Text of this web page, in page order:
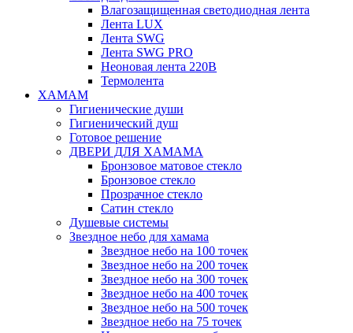
Влагозащищенная светодиодная лента
Лента LUX
Лента SWG
Лента SWG PRO
Неоновая лента 220В
Термолента
ХАМАМ
Гигиенические души
Гигиенический душ
Готовое решение
ДВЕРИ ДЛЯ ХАМАМА
Бронзовое матовое стекло
Бронзовое стекло
Прозрачное стекло
Сатин стекло
Душевые системы
Звездное небо для хамама
Звездное небо на 100 точек
Звездное небо на 200 точек
Звездное небо на 300 точек
Звездное небо на 400 точек
Звездное небо на 500 точек
Звездное небо на 75 точек